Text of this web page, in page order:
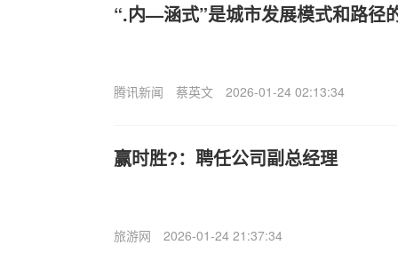
“.内—涵式”是城市发展模式和路径
腾讯新闻 蔡英文 2026-01-24 02:13:34
赢时胜?：聘任公司副总经理
旅游网 2026-01-24 21:37:34